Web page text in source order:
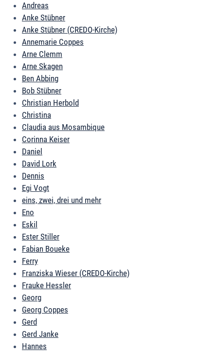
Andreas
Anke Stübner
Anke Stübner (CREDO-Kirche)
Annemarie Coppes
Arne Clemm
Arne Skagen
Ben Abbing
Bob Stübner
Christian Herbold
Christina
Claudia aus Mosambique
Corinna Keiser
Daniel
David Lork
Dennis
Egi Vogt
eins, zwei, drei und mehr
Eno
Eskil
Ester Stiller
Fabian Boueke
Ferry
Franziska Wieser (CREDO-Kirche)
Frauke Hessler
Georg
Georg Coppes
Gerd
Gerd Janke
Hannes